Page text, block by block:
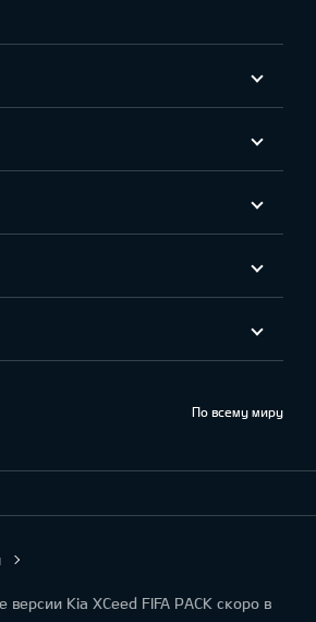
По всему миру
Kia XCeed FIFA PACK скоро в